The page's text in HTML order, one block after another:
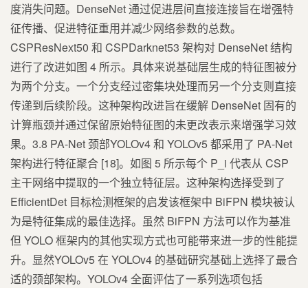
度消失问题。DenseNet 通过促进层间直接连接旨在增强特
征传播、促进特征重用并减少网络参数的总数。
CSPResNext50 和 CSPDarknet53 架构对 DenseNet 结构
进行了改进如图 4 所示。具体来说基础层生成的特征图被分
为两个分支。一个分支经过密集块处理而另一个分支则直接
传递到后续阶段。这种架构改进旨在缓解 DenseNet 固有的
计算瓶颈并通过保留原始特征图的未更改表示来增强学习效
果。3.8 PA-Net 颈部YOLOv4 和 YOLOv5 都采用了 PA-Net
架构进行特征聚合 [18]。如图 5 所示每个 P_i 代表从 CSP
主干网络中提取的一个独立特征层。这种架构选择受到了
EfficientDet 目标检测框架的启发该框架中 BiFPN 模块被认
为是特征集成的最佳选择。虽然 BiFPN 方法可以作为基准
但 YOLO 框架内的其他实现方式也可能带来进一步的性能提
升。显然YOLOv5 在 YOLOv4 的基础研究基础上选择了最合
适的颈部架构。YOLOv4 全面评估了一系列选项包括